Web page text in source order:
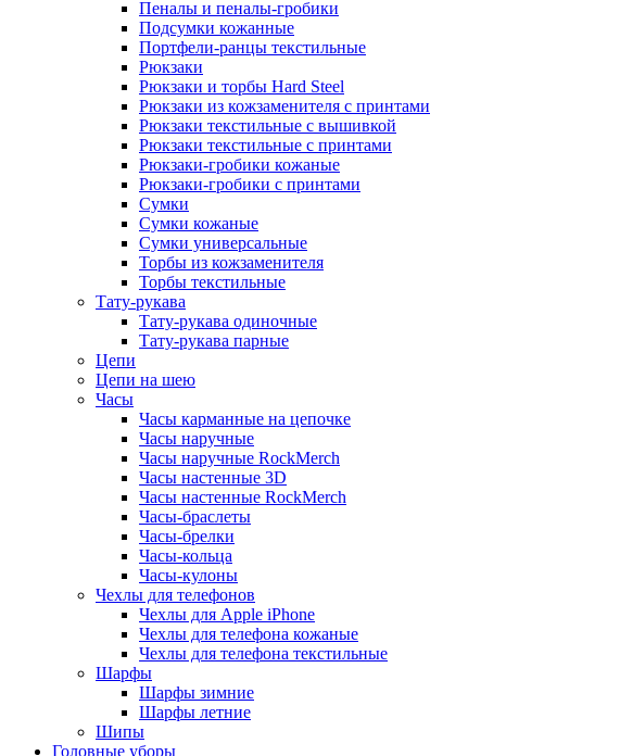
Пеналы и пеналы-гробики
Подсумки кожанные
Портфели-ранцы текстильные
Рюкзаки
Рюкзаки и торбы Hard Steel
Рюкзаки из кожзаменителя с принтами
Рюкзаки текстильные с вышивкой
Рюкзаки текстильные с принтами
Рюкзаки-гробики кожаные
Рюкзаки-гробики с принтами
Сумки
Сумки кожаные
Сумки универсальные
Торбы из кожзаменителя
Торбы текстильные
Тату-рукава
Тату-рукава одиночные
Тату-рукава парные
Цепи
Цепи на шею
Часы
Часы карманные на цепочке
Часы наручные
Часы наручные RockMerch
Часы настенные 3D
Часы настенные RockMerch
Часы-браслеты
Часы-брелки
Часы-кольца
Часы-кулоны
Чехлы для телефонов
Чехлы для Apple iPhone
Чехлы для телефона кожаные
Чехлы для телефона текстильные
Шарфы
Шарфы зимние
Шарфы летние
Шипы
Головные уборы